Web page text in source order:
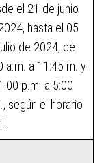
el 21 de junio
hasta el 05
de 2024, de
a.m. a 11:45 m. y
p.m. a 5:00
según el horario